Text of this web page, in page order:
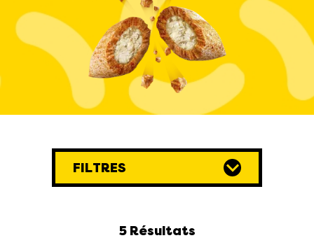
FILTRES
5 Résultats